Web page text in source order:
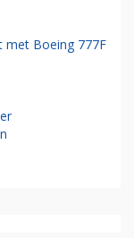
met Boeing 777F